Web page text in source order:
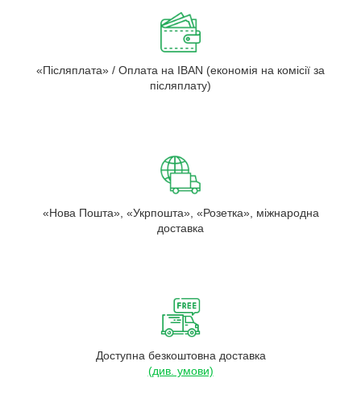
«Післяплата» / Оплата на IBAN (економія на комісії за
післяплату)
«Нова Пошта», «Укрпошта», «Розетка», міжнародна
доставка
Доступна безкоштовна доставка
(див. умови)